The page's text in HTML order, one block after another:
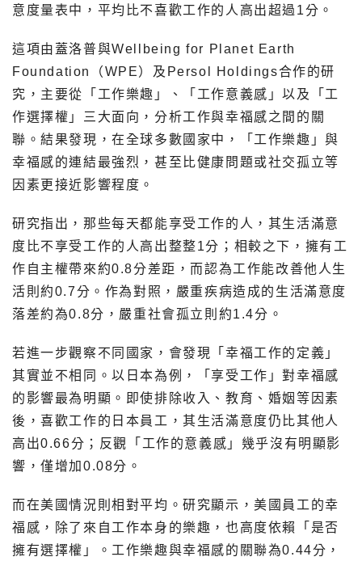
意度量表中，平均比不喜歡工作的人高出超過1分。
這項由蓋洛普與Wellbeing for Planet Earth
Foundation（WPE）及Persol Holdings合作的研
究，主要從「工作樂趣」、「工作意義感」以及「工
作選擇權」三大面向，分析工作與幸福感之間的關
聯。結果發現，在全球多數國家中，「工作樂趣」與
幸福感的連結最強烈，甚至比健康問題或社交孤立等
因素更接近影響程度。
研究指出，那些每天都能享受工作的人，其生活滿意
度比不享受工作的人高出整整1分；相較之下，擁有工
作自主權帶來約0.8分差距，而認為工作能改善他人生
活則約0.7分。作為對照，嚴重疾病造成的生活滿意度
落差約為0.8分，嚴重社會孤立則約1.4分。
若進一步觀察不同國家，會發現「幸福工作的定義」
其實並不相同。以日本為例，「享受工作」對幸福感
的影響最為明顯。即使排除收入、教育、婚姻等因素
後，喜歡工作的日本員工，其生活滿意度仍比其他人
高出0.66分；反觀「工作的意義感」幾乎沒有明顯影
響，僅增加0.08分。
而在美國情況則相對平均。研究顯示，美國員工的幸
福感，除了來自工作本身的樂趣，也高度依賴「是否
擁有選擇權」。工作樂趣與幸福感的關聯為0.44分，